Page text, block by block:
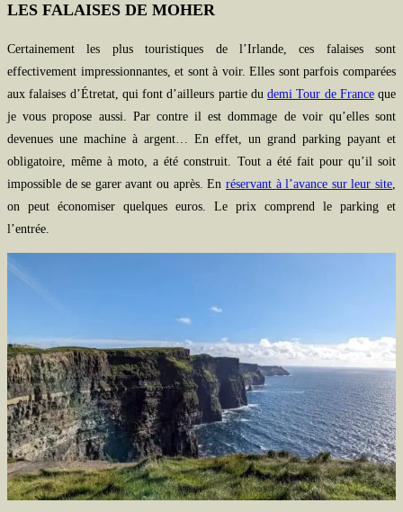
LES FALAISES DE MOHER
Certainement les plus touristiques de l’Irlande, ces falaises sont
effectivement impressionnantes, et sont à voir. Elles sont parfois comparées
aux falaises d’Étretat, qui font d’ailleurs partie du demi Tour de Franceque
je vous propose aussi. Par contre il est dommage de voir qu’elles sont
devenues une machine à argent… En effet, un grand parking payant et
obligatoire, même à moto, a été construit. Tout a été fait pour qu’il soit
impossible de se garer avant ou après. En réservant à l’avance sur leur site,
on peut économiser quelques euros. Le prix comprend le parking et
l’entrée.